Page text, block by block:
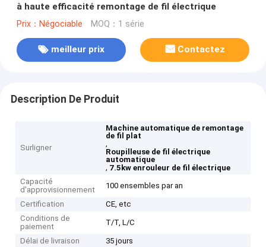
à haute efficacité remontage de fil électrique
Prix：Négociable MOQ：1 série
meilleur prix Contactez
Description De Produit
Surligner
Machine automatique de remontage
de fil plat
,
Roupilleuse de fil électrique
automatique
, 7.5kw enrouleur de fil électrique
Capacité
d'approvisionnement
100 ensembles par an
Certification
CE, etc
Conditions de
paiement
T/T, L/C
Délai de livraison
35 jours